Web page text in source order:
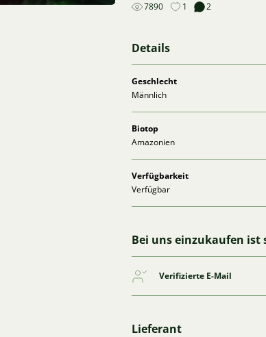
7890 1 2
Details
Geschlecht
Männlich
Biotop
Amazonien
Verfügbarkeit
Verfügbar
Bei uns einzukaufen ist
Verifizierte E-Mail
Lieferant